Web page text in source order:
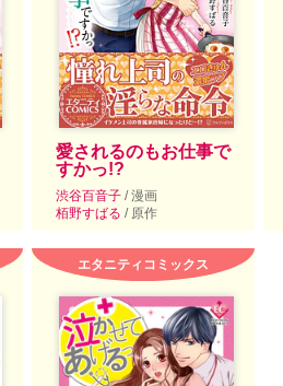
愛されるのもお仕事で
すかっ!?
渋谷百音子 / 漫画
栢野すばる / 原作
エタニティコミックス